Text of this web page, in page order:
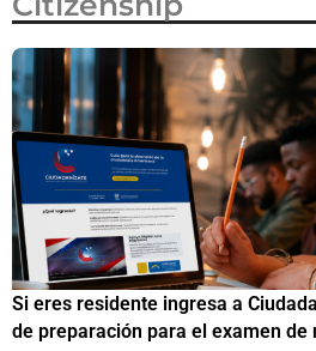
Si eres residente ingresa a
de preparación para el examen de